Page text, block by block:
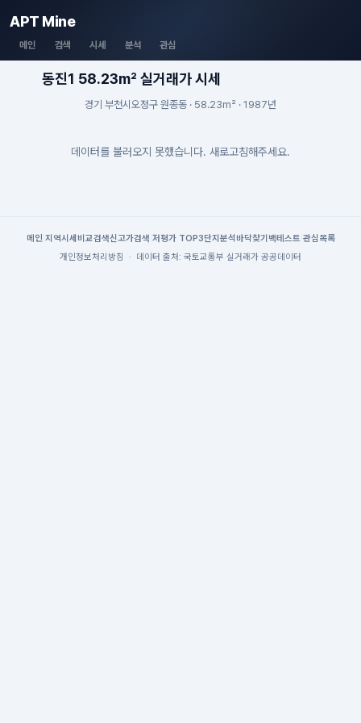
APT Mine
메인 검색 시세 분석 관심
동진1 58.23m² 실거래가 시세
경기 부천시오정구 원종동 · 58.23m² · 1987년
데이터를 불러오지 못했습니다. 새로고침해주세요.
메인| 지역시세 비교검색신고가검색 저평가 TOP3단지분석 바닥찾기 백테스트 관심목록
개인정보처리방침
· 데이터 출처: 국토교통부 실거래가 공공데이터